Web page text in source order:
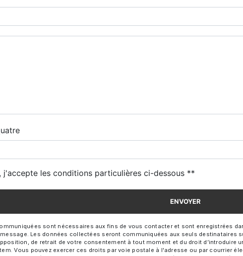
j'accepte les conditions particulières ci-dessous **
ENVOYER
sont nécessaires aux fins de vous contacter et sont enregistrées
Les données collectées seront communiquées aux seuls destinataires
de retrait de votre consentement à tout moment et du droit d’introduire
Vous pouvez exercer ces droits par voie postale à l'adresse ou par courrier